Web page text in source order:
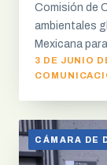
Comisión de
ambientales
Mexicana
3 DE JUNIO
CÁMARA DE